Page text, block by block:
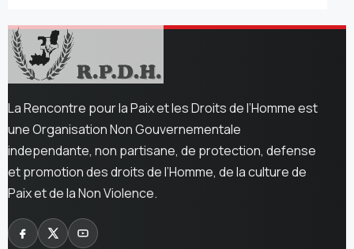
La Rencontre pour la Paix et les Droits de l’Homme est
une Organisation Non Gouvernementale
independante, non partisane, de protection, defense
et promotion des droits de l’Homme, de la culture de
Paix et de la Non Violence.